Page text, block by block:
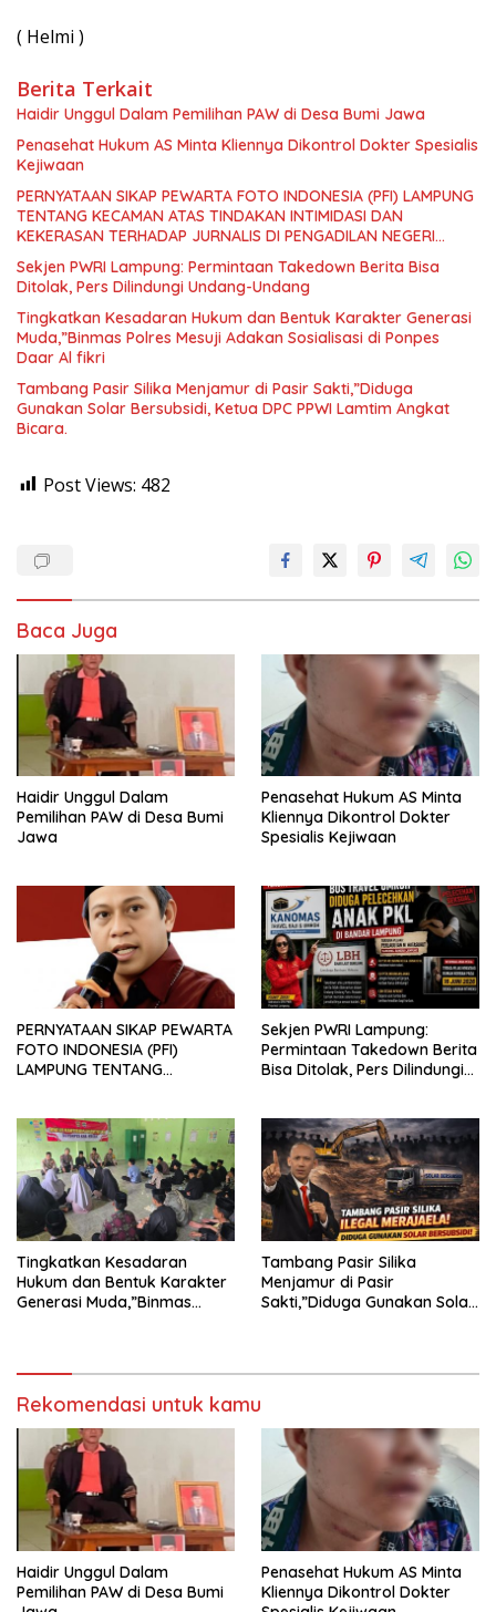
( Helmi )
Berita Terkait
Haidir Unggul Dalam Pemilihan PAW di Desa Bumi Jawa
Penasehat Hukum AS Minta Kliennya Dikontrol Dokter Spesialis
Kejiwaan
PERNYATAAN SIKAP PEWARTA FOTO INDONESIA (PFI) LAMPUNG
TENTANG KECAMAN ATAS TINDAKAN INTIMIDASI DAN
KEKERASAN TERHADAP JURNALIS DI PENGADILAN NEGERI
TANJUNG KARANG.
Sekjen PWRI Lampung: Permintaan Takedown Berita Bisa
Ditolak, Pers Dilindungi Undang-Undang
Tingkatkan Kesadaran Hukum dan Bentuk Karakter Generasi
Muda,”Binmas Polres Mesuji Adakan Sosialisasi di Ponpes
Daar Al fikri
Tambang Pasir Silika Menjamur di Pasir Sakti,”Diduga
Gunakan Solar Bersubsidi, Ketua DPC PPWI Lamtim Angkat
Bicara.
Post Views: 482
Baca Juga
Haidir Unggul Dalam
Pemilihan PAW di Desa Bumi
Jawa
Penasehat Hukum AS Minta
Kliennya Dikontrol Dokter
Spesialis Kejiwaan
PERNYATAAN SIKAP PEWARTA
FOTO INDONESIA (PFI)
LAMPUNG TENTANG
TERHADAP JURNALIS DI
PENGADILAN NEGERI
TANJUNG KARANG.
Sekjen PWRI Lampung:
Permintaan Takedown Berita
Bisa Ditolak, Pers Dilindungi
Tingkatkan Kesadaran
Hukum dan Bentuk Karakter
Generasi Muda,”Binmas
Tambang Pasir Silika
Menjamur di Pasir
Sakti,”Diduga Gunakan Solar
Rekomendasi untuk kamu
Haidir Unggul Dalam
Pemilihan PAW di Desa Bumi
Penasehat Hukum AS Minta
Kliennya Dikontrol Dokter